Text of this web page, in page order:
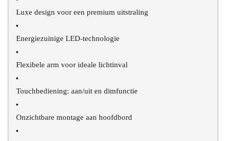
Luxe design voor een premium uitstraling
Energiezuinige LED-technologie
Flexibele arm voor ideale lichtinval
Touchbediening: aan/uit en dimfunctie
Onzichtbare montage aan hoofdbord